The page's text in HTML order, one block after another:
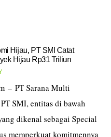
Hijau, PT SMI Catat
Hijau Rp31 Triliun
– PT Sarana Multi
SMI, entitas di bawah
dikenal sebagai Special
memperkuat komitmennya